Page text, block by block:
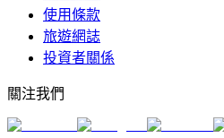
使用條款
旅遊網誌
投資者關係
關注我們